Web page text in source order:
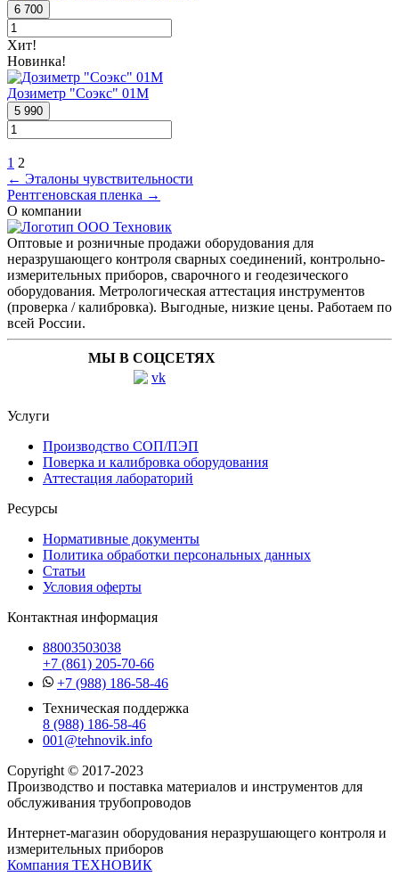
6 700
Хит!
Новинка!
Дозиметр "Соэкс" 01М
5 990
1 2
← Эталоны чувствительности
Рентгеновская пленка →
О компании
Оптовые и розничные продажи оборудования для
неразрушающего контроля сварных соединений, контрольно-
измерительных приборов, сварочного и геодезического
оборудования. Метрологическая аттестация инструментов
(проверка / калибровка). Выгодные, низкие цены. Работаем по
всей России.
МЫ В СОЦСЕТЯХ
Услуги
Производство СОП/ПЭП
Поверка и калибровка оборудования
Аттестация лабораторий
Ресурсы
Нормативные документы
Политика обработки персональных данных
Статьи
Условия оферты
Контактная информация
88003503038
+7 (861) 205-70-66
+7 (988) 186-58-46
Техническая поддержка
8 (988) 186-58-46
001@tehnovik.info
Copyright © 2017-2023
Производство и поставка материалов и инструментов для
обслуживания трубопроводов
Интернет-магазин оборудования неразрушающего контроля и
измерительных приборов
Компания ТЕХНОВИК